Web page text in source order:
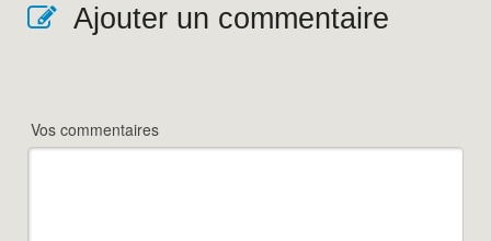
Ajouter un commentaire
Vos commentaires